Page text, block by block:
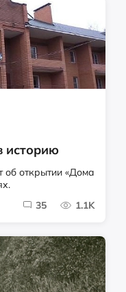
историю
открытии «Дома
35 1.1K